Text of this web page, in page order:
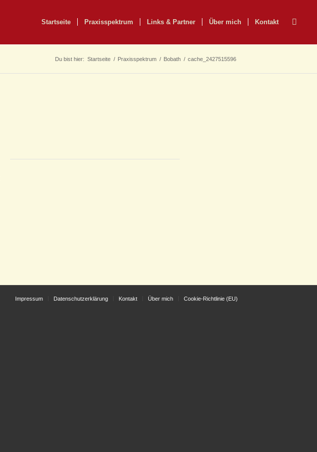
Startseite Praxisspektrum Links & Partner Über mich Kontakt
Du bist hier: Startseite / Praxisspektrum / Bobath / cache_2427515596
Impressum Datenschutzerklärung Kontakt Über mich Cookie-Richtlinie (EU)